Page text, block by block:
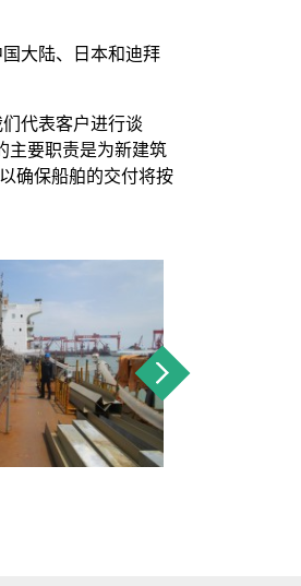
大陆、日本和迪拜
代表客户进行谈
主要职责是为新建筑
确保船舶的交付将按